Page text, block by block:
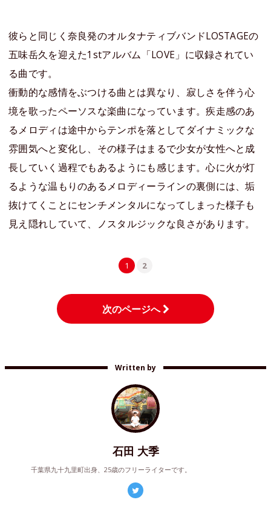
彼らと同じく奈良発のオルタナティブバンドLOSTAGEの
五味岳久を迎えた1stアルバム「LOVE」に収録されてい
る曲です。
衝動的な感情をぶつける曲とは異なり、寂しさを伴う心
境を歌ったペーソスな楽曲になっています。疾走感のあ
るメロディは途中からテンポを落としてダイナミックな
雰囲気へと変化し、その様子はまるで少女が女性へと成
長していく過程でもあるようにも感じます。心に火が灯
るような温もりのあるメロディーラインの裏側には、垢
抜けてくことにセンチメンタルになってしまった様子も
見え隠れしていて、ノスタルジックな良さがあります。
1 2
次のページへ
Written by
石田 大季
千葉県九十九里町出身、25歳のフリーライターです。